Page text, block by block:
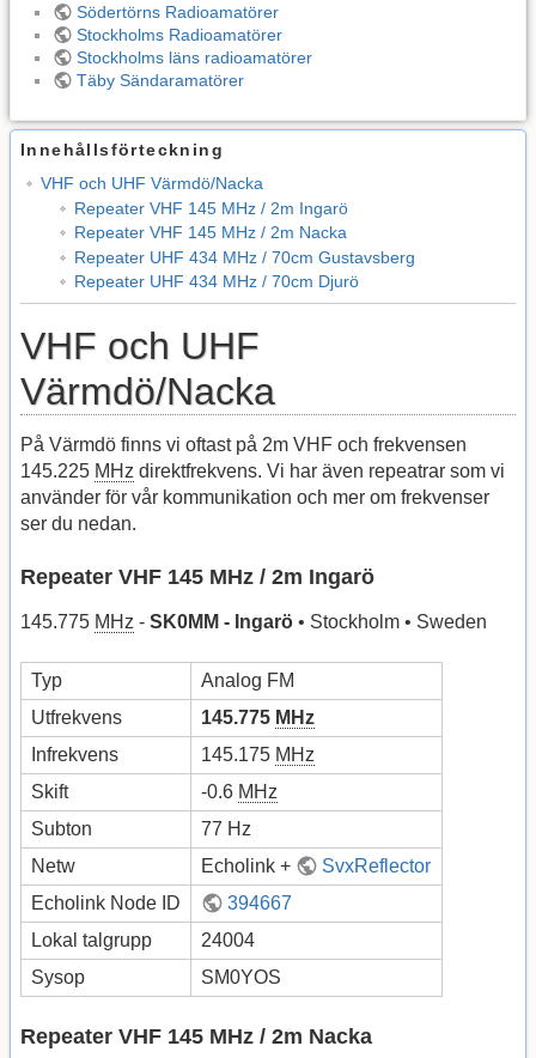
Södertörns Radioamatörer
Stockholms Radioamatörer
Stockholms läns radioamatörer
Täby Sändaramatörer
Innehållsförteckning
VHF och UHF Värmdö/Nacka
Repeater VHF 145 MHz / 2m Ingarö
Repeater VHF 145 MHz / 2m Nacka
Repeater UHF 434 MHz / 70cm Gustavsberg
Repeater UHF 434 MHz / 70cm Djurö
VHF och UHF
Värmdö/Nacka
På Värmdö finns vi oftast på 2m VHF och frekvensen
145.225 MHz direktfrekvens. Vi har även repeatrar som vi
använder för vår kommunikation och mer om frekvenser
ser du nedan.
Repeater VHF 145 MHz / 2m Ingarö
145.775 MHz - SK0MM - Ingarö • Stockholm • Sweden
Typ
Analog FM
Utfrekvens
145.775 MHz
Infrekvens
145.175 MHz
Skift
-0.6 MHz
Subton
77 Hz
Netw
Echolink +
SvxReflector
Echolink Node ID
394667
Lokal talgrupp
24004
Sysop
SM0YOS
Repeater VHF 145 MHz / 2m Nacka